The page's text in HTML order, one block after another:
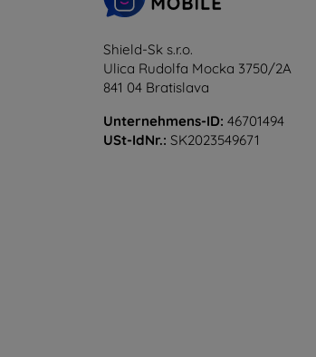
Shield-Sk s.r.o.
Ulica Rudolfa Mocka 3750/2A
841 04 Bratislava
Unternehmens-ID: 46701494
USt-IdNr.: SK2023549671